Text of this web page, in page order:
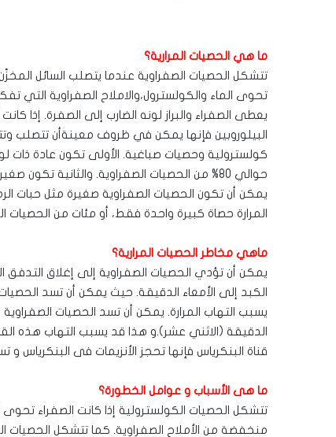
ما هي الحصيات المرارية؟
تتشكل الحصيات الصفراوية عندما يتصلب السائل
تحوى الماء والكولسترول،والاملاح الصفراوية التي
يعطى الصفراء والبراز لونه الضارب إلى الصفرة. إذا
البيلوروبين فإنها يمكن في ظروف معينةأن تتصلب
كولسترولية وحصيات صباغية. الأولى تكون عادة
حوالي 80% من الحصيات الصفراوية. والثانية تكون صغيرة وذات لون داكن وتتألف من البيلروبين.
يمكن أن تكون الحصيات الصفراوية صغيرة مثل حبات
المرارة حصاة كبيرة واحدة فقط، أو مئات من الحصيات
ماهي مخاطر الحصيات المرارية؟
يمكن أن تؤدي الحصيات الصفراوية إلى إغلاق
الكبد إلى الأمعاء الدقيقة. حيث يمكن أن تسد الحصيات
يسبب التهاب المرارة. يمكن أن تسد الحصيات الصفراوية
الدقيقة (الاثني عشر).و هذا قد يسبب التهاب هذه
قناة البنكرياس فإنها تحجز الأنزيمات فى البنكرياس و
ما هى الأسباب و عوامل الخطورة؟
تتشكل الحصيات الكولسترولية إذا كانت الصفراء
منخفضة من الأملاح الصفراوية. كما تتشكل الحصيات